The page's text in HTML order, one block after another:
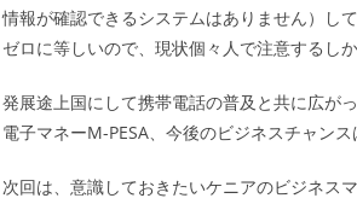
情報が確認できるシステムはありません）し
ゼロに等しいので、現状個々人で注意するし
発展途上国にして携帯電話の普及と共に広が
電子マネーM-PESA、今後のビジネスチャンス
次回は、意識しておきたいケニアのビジネス